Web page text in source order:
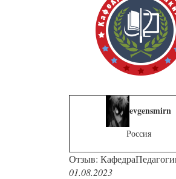
evgensmirn
Россия
Отзыв:
01.08.2023